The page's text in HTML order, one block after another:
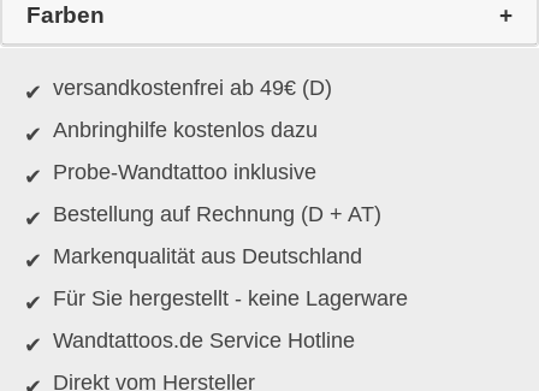
Farben
versandkostenfrei ab 49€ (D)
Anbringhilfe kostenlos dazu
Probe-Wandtattoo inklusive
Bestellung auf Rechnung (D + AT)
Markenqualität aus Deutschland
Für Sie hergestellt - keine Lagerware
Wandtattoos.de Service Hotline
Direkt vom Hersteller